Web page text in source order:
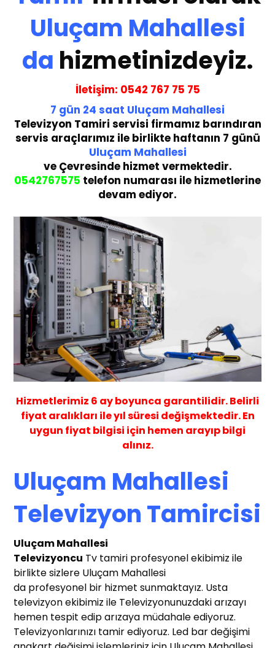
Uluçam Mahallesi
da hizmetinizdeyiz.
İletişim: 0542 767 75 75
7 gün 24 saat Uluçam Mahallesi
Televizyon Tamiri servisi firmamız barındıran
servis araçlarımız ile birlikte haftanın 7 günü
Uluçam Mahallesi
ve Çevresinde hizmet vermektedir.
0542767575 telefon numarası ile hizmetlerine
devam ediyor.
Hizmetlerimiz 6 ayboyunca garantilidir. Belirli
fiyat aralıkları ile yıl süresi değişmektedir. En
uygun fiyat bilgisi için hemen arayıp bilgi
alınız.
Uluçam Mahallesi
Televizyon Tamircisi
Uluçam Mahallesi
Televizyoncu Tv tamiri profesyonel ekibimiz ile
birlikte sizlere Uluçam Mahallesi
da profesyonel bir hizmet sunmaktayız. Usta
televizyon ekibimiz ile Televizyonunuzdaki arızayı
hemen tespit edip arızaya müdahale ediyoruz.
Televizyonlarınızı tamir ediyoruz. Led bar değişimi